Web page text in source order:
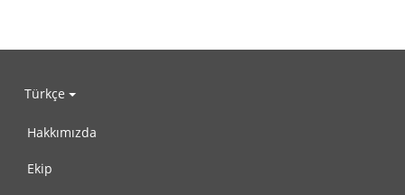
Türkçe
Hakkımızda
Ekip